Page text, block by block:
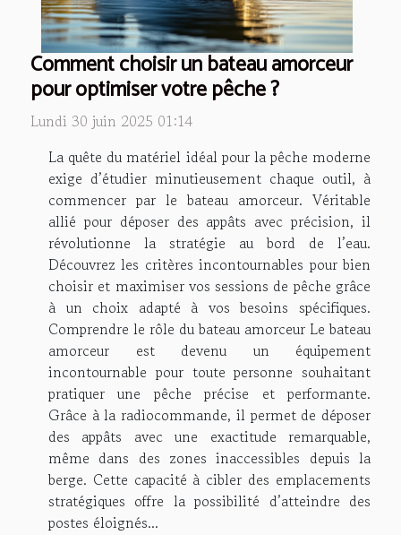
Comment choisir un bateau amorceur
pour optimiser votre pêche ?
Lundi 30 juin 2025 01:14
La quête du matériel idéal pour la pêche moderne
exige d’étudier minutieusement chaque outil, à
commencer par le bateau amorceur. Véritable
allié pour déposer des appâts avec précision, il
révolutionne la stratégie au bord de l’eau.
Découvrez les critères incontournables pour bien
choisir et maximiser vos sessions de pêche grâce
à un choix adapté à vos besoins spécifiques.
Comprendre le rôle du bateau amorceur Le bateau
amorceur est devenu un équipement
incontournable pour toute personne souhaitant
pratiquer une pêche précise et performante.
Grâce à la radiocommande, il permet de déposer
des appâts avec une exactitude remarquable,
même dans des zones inaccessibles depuis la
berge. Cette capacité à cibler des emplacements
stratégiques offre la possibilité d’atteindre des
postes éloignés...